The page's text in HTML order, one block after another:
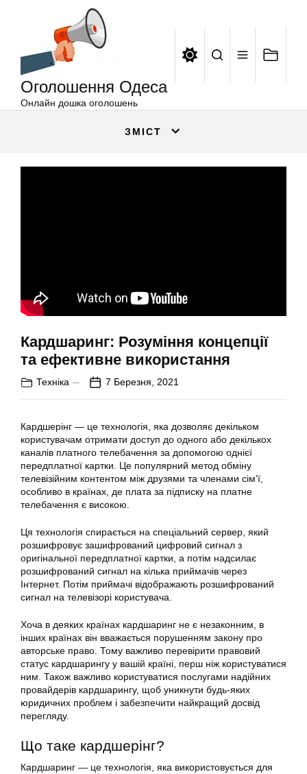
Оголошення Одеса
Онлайн дошка оголошень
ЗМІСТ
Кардшаринг: Розуміння концепції
та ефективне використання
Техніка 7 Березня, 2021
Кардшерінг — це технологія, яка дозволяє декільком
користувачам отримати доступ до одного або декількох
каналів платного телебачення за допомогою однієї
передплатної картки. Це популярний метод обміну
телевізійним контентом між друзями та членами сім’ї,
особливо в країнах, де плата за підписку на платне
телебачення є високою.
Ця технологія спирається на спеціальний сервер, який
розшифровує зашифрований цифровий сигнал з
оригінальної передплатної картки, а потім надсилає
розшифрований сигнал на кілька приймачів через
Інтернет. Потім приймачі відображають розшифрований
сигнал на телевізорі користувача.
Хоча в деяких країнах кардшаринг не є незаконним, в
інших країнах він вважається порушенням закону про
авторське право. Тому важливо перевірити правовий
статус кардшарингу у вашій країні, перш ніж користуватися
ним. Також важливо користуватися послугами надійних
провайдерів кардшарингу, щоб уникнути будь-яких
юридичних проблем і забезпечити найкращий досвід
перегляду.
Що таке кардшерінг?
Кардшаринг — це технологія, яка використовується для